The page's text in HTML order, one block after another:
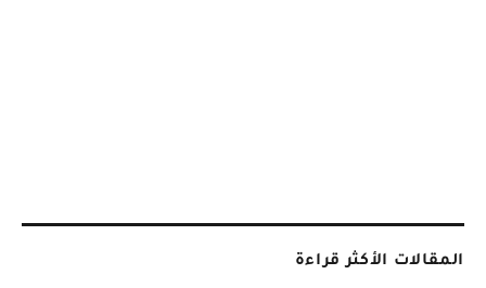
المقالات الأكثر قراءة